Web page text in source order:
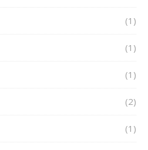
(1)
(1)
(1)
(2)
(1)